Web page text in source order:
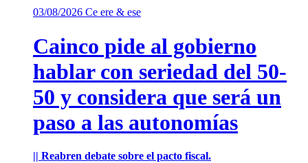
03/08/2026 Ce ere & ese
Cainco pide al gobierno
hablar con seriedad del 50-
50 y considera que será un
paso a las autonomías
|| Reabren debate sobre el pacto fiscal.